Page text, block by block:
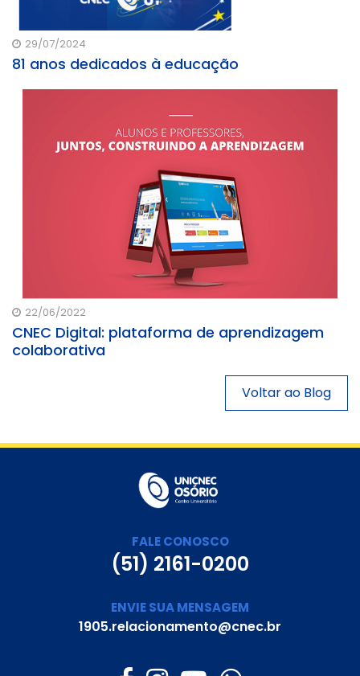
29/07/2024
81 anos dedicados à educação
22/06/2022
CNEC Digital: plataforma de aprendizagem
colaborativa
Voltar ao Blog
FALE CONOSCO
(51) 2161-0200
ENVIE SUA MENSAGEM
1905.relacionamento@cnec.br